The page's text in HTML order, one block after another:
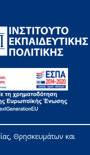
Θρησκευμάτων και